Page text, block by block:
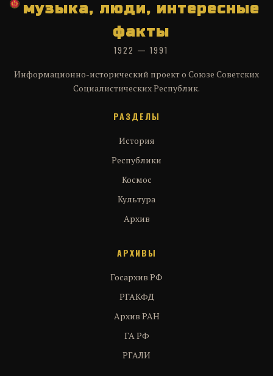
музыка, люди, интересные
факты
1922 — 1991
Информационно-исторический проект о Союзе Советских
Социалистических Республик.
РАЗДЕЛЫ
История
Республики
Космос
Культура
Архив
АРХИВЫ
Госархив РФ
РГАКФД
Архив РАН
ГА РФ
РГАЛИ